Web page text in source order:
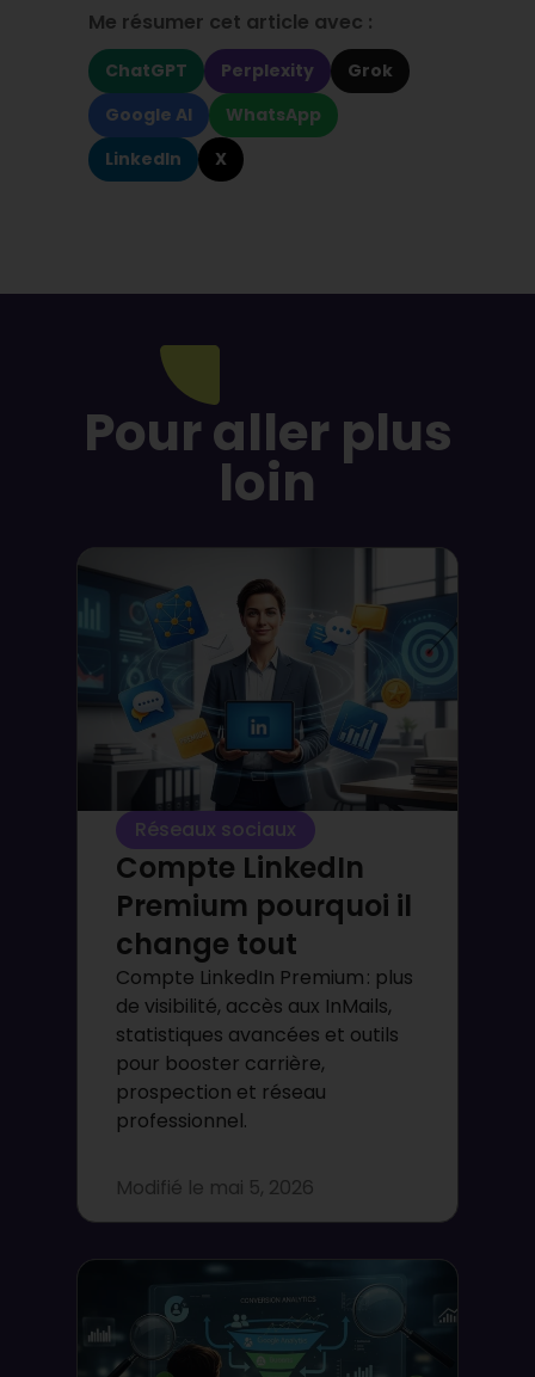
Me résumer cet article avec :
ChatGPT Perplexity
Grok
Google AI
WhatsApp
LinkedIn
X
Pour aller plus
loin
Réseaux sociaux
Compte LinkedIn
Premium pourquoi il
change tout
Compte LinkedIn Premium : plus
de visibilité, accès aux InMails,
statistiques avancées et outils
pour booster carrière,
prospection et réseau
professionnel.
Modifié le mai 5, 2026